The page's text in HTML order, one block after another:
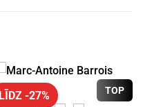
TOP
LĪDZ -27%